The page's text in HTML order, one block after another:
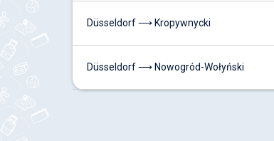
Düsseldorf ⟶ Kropywnycki
Düsseldorf ⟶ Nowogród-Wołyński